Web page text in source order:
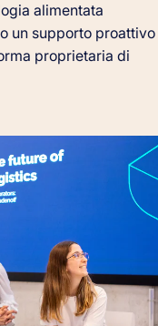
alimentata
un supporto proattivo
proprietaria di